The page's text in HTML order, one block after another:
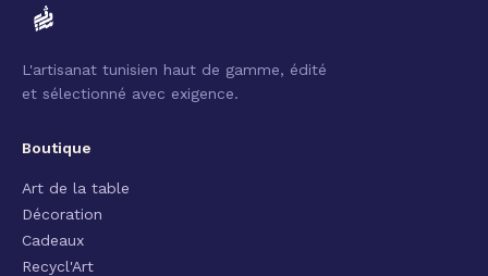
L'artisanat tunisien haut de gamme, édité
et sélectionné avec exigence.
Boutique
Art de la table
Décoration
Cadeaux
Recycl'Art